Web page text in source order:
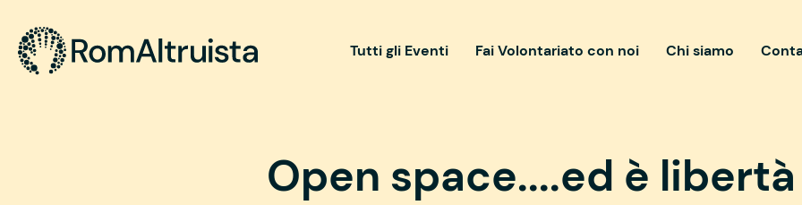
Tutti gli Eventi Fai Volontariato con noi Chi siamo
Open space....ed è